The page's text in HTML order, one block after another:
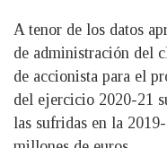
A tenor de los datos
de administración del
de accionista para el
del ejercicio 2020-21
las sufridas en la